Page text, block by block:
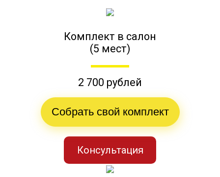
Комплект в салон
(5 мест)
2 700 рублей
Собрать свой комплект
Консультация